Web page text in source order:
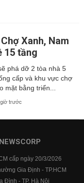
Xanh, Nam
15 tầng
phá dỡ 2 tòa nhà 5
cấp và khu vực chợ
mặt bằng triển...
trước
cấp ngày 20/3/2026
Gia Định - TP.HCM
Đình - TP. Hà Nội